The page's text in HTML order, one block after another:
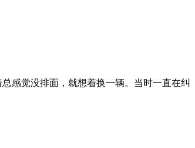
感觉没排面，就想着换一辆。当时一直在纠